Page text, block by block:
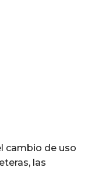
cambio de uso
las